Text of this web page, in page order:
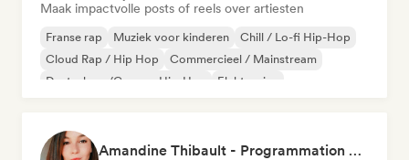
Maak impactvolle posts of reels over artiesten
Franse rap Muziek voor kinderen
Chill / Lo-fi Hip-Hop
Cloud Rap / Hip Hop
Commercieel / Mainstream
Deutschrap/German Hip-Hop
Elektronica
Amandine Thibault - Programmation Concerts SMAC IDF, Booking, Management